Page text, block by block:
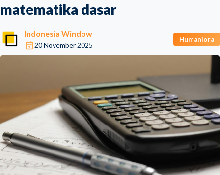
matematika dasar
Indonesia Window
20 November 2025
Humaniora